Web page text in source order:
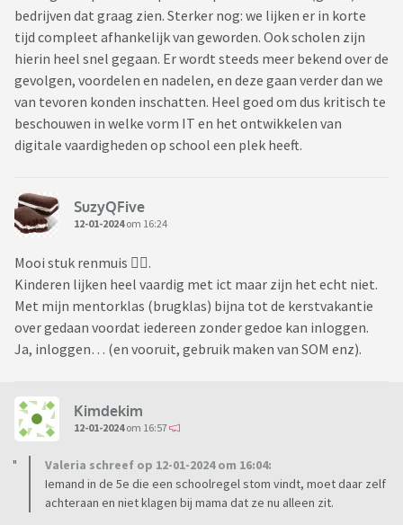
bedrijven dat graag zien. Sterker nog: we lijken er in korte
tijd compleet afhankelijk van geworden. Ook scholen zijn
hierin heel snel gegaan. Er wordt steeds meer bekend over de
gevolgen, voordelen en nadelen, en deze gaan verder dan we
van tevoren konden inschatten. Heel goed om dus kritisch te
beschouwen in welke vorm IT en het ontwikkelen van
digitale vaardigheden op school een plek heeft.
SuzyQFive
12-01-2024om 16:24
Mooi stuk renmuis 👍🏻.
Kinderen lijken heel vaardig met ict maar zijn het echt niet.
Met mijn mentorklas (brugklas) bijna tot de kerstvakantie
over gedaan voordat iedereen zonder gedoe kan inloggen.
Ja, inloggen… (en vooruit, gebruik maken van SOM enz).
Kimdekim
12-01-2024om 16:57
Valeria schreef op 12-01-2024 om 16:04:
Iemand in de 5e die een schoolregel stom vindt, moet daar zelf
achteraan en niet klagen bij mama dat ze nu alleen zit.